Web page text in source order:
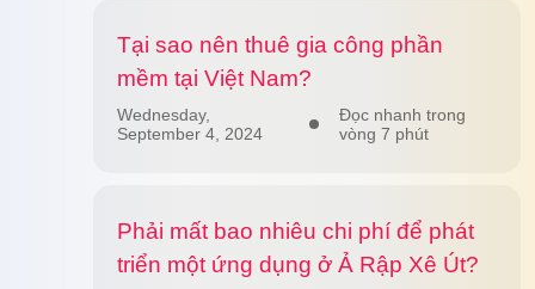
Tại sao nên thuê gia công phần
mềm tại Việt Nam?
Wednesday,
September 4, 2024
Đọc nhanh trong
vòng 7 phút
Phải mất bao nhiêu chi phí để phát
triển một ứng dụng ở Ả Rập Xê Út?